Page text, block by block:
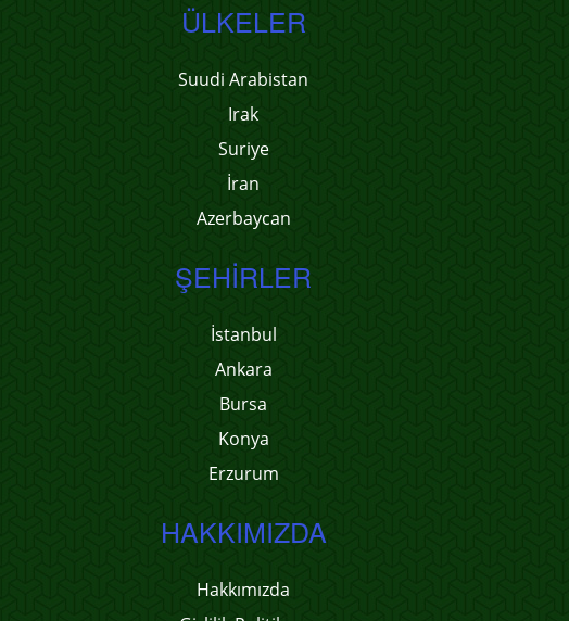
ÜLKELER
Suudi Arabistan
Irak
Suriye
İran
Azerbaycan
ŞEHIRLER
İstanbul
Ankara
Bursa
Konya
Erzurum
HAKKIMIZDA
Hakkımızda